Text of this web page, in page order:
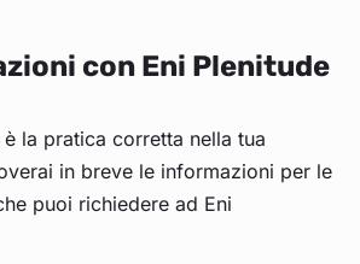
con Eni Plenitude
la pratica corretta nella tua
in breve le informazioni per le
puoi richiedere ad Eni